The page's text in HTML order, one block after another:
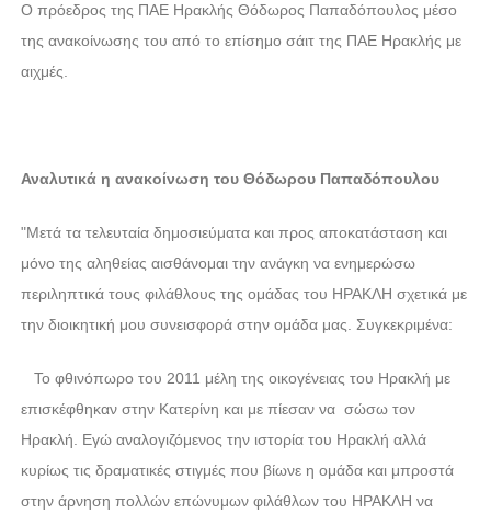
Ο πρόεδρος της ΠΑΕ Ηρακλής Θόδωρος Παπαδόπουλος μέσο
της ανακοίνωσης του από το επίσημο σάιτ της ΠΑΕ Ηρακλής με
αιχμές.
Αναλυτικά η ανακοίνωση του Θόδωρου Παπαδόπουλου
"Μετά τα τελευταία δημοσιεύματα και προς αποκατάσταση και
μόνο της αληθείας αισθάνομαι την ανάγκη να ενημερώσω
περιληπτικά τους φιλάθλους της ομάδας του ΗΡΑΚΛΗ σχετικά με
την διοικητική μου συνεισφορά στην ομάδα μας. Συγκεκριμένα:
Το φθινόπωρο του 2011 μέλη της οικογένειας του Ηρακλή με
επισκέφθηκαν στην Κατερίνη και με πίεσαν να σώσω τον
Ηρακλή. Εγώ αναλογιζόμενος την ιστορία του Ηρακλή αλλά
κυρίως τις δραματικές στιγμές που βίωνε η ομάδα και μπροστά
στην άρνηση πολλών επώνυμων φιλάθλων του ΗΡΑΚΛΗ να